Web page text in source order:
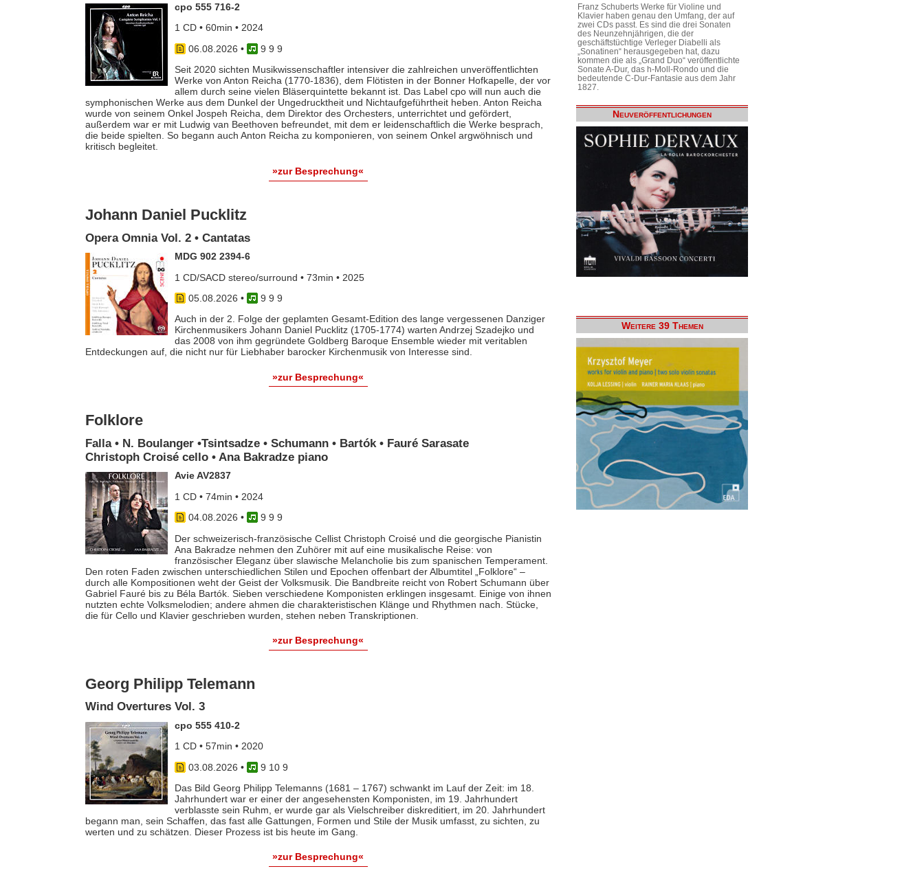
cpo 555 716-2
1 CD • 60min • 2024
06.08.2026 •
9 9 9
Seit 2020 sichten Musikwissenschaftler intensiver die zahlreichen unveröffentlichten
Werke von Anton Reicha (1770-1836), dem Flötisten in der Bonner Hofkapelle, der vor
allem durch seine vielen Bläserquintette bekannt ist. Das Label cpo will nun auch die
symphonischen Werke aus dem Dunkel der Ungedrucktheit und Nichtaufgeführtheit heben. Anton Reicha
wurde von seinem Onkel Jospeh Reicha, dem Direktor des Orchesters, unterrichtet und gefördert,
außerdem war er mit Ludwig van Beethoven befreundet, mit dem er leidenschaftlich die Werke besprach,
die beide spielten. So begann auch Anton Reicha zu komponieren, von seinem Onkel argwöhnisch und
kritisch begleitet.
»zur Besprechung«
Johann Daniel Pucklitz
Opera Omnia Vol. 2 • Cantatas
MDG 902 2394-6
1 CD/SACD stereo/surround • 73min • 2025
05.08.2026 •
9 9 9
Auch in der 2. Folge der geplamten Gesamt-Edition des lange vergessenen Danziger
Kirchenmusikers Johann Daniel Pucklitz (1705-1774) warten Andrzej Szadejko und
das 2008 von ihm gegründete Goldberg Baroque Ensemble wieder mit veritablen
Entdeckungen auf, die nicht nur für Liebhaber barocker Kirchenmusik von Interesse sind.
»zur Besprechung«
Folklore
Falla • N. Boulanger •Tsintsadze • Schumann • Bartók • Fauré Sarasate
Christoph Croisé cello • Ana Bakradze piano
Avie AV2837
1 CD • 74min • 2024
04.08.2026 •
9 9 9
Der schweizerisch-französische Cellist Christoph Croisé und die georgische Pianistin
Ana Bakradze nehmen den Zuhörer mit auf eine musikalische Reise: von
französischer Eleganz über slawische Melancholie bis zum spanischen Temperament.
Den roten Faden zwischen unterschiedlichen Stilen und Epochen offenbart der Albumtitel „Folklore“ –
durch alle Kompositionen weht der Geist der Volksmusik. Die Bandbreite reicht von Robert Schumann über
Gabriel Fauré bis zu Béla Bartók. Sieben verschiedene Komponisten erklingen insgesamt. Einige von ihnen
nutzten echte Volksmelodien; andere ahmen die charakteristischen Klänge und Rhythmen nach. Stücke,
die für Cello und Klavier geschrieben wurden, stehen neben Transkriptionen.
»zur Besprechung«
Georg Philipp Telemann
Wind Overtures Vol. 3
cpo 555 410-2
1 CD • 57min • 2020
03.08.2026 •
9 10 9
Das Bild Georg Philipp Telemanns (1681 – 1767) schwankt im Lauf der Zeit: im 18.
Jahrhundert war er einer der angesehensten Komponisten, im 19. Jahrhundert
verblasste sein Ruhm, er wurde gar als Vielschreiber diskreditiert, im 20. Jahrhundert
begann man, sein Schaffen, das fast alle Gattungen, Formen und Stile der Musik umfasst, zu sichten, zu
werten und zu schätzen. Dieser Prozess ist bis heute im Gang.
»zur Besprechung«
Franz Schuberts Werke für Violine und
Klavier haben genau den Umfang, der auf
zwei CDs passt. Es sind die drei Sonaten
des Neunzehnjährigen, die der
geschäftstüchtige Verleger Diabelli als
„Sonatinen“ herausgegeben hat, dazu
kommen die als „Grand Duo“ veröffentlichte
Sonate A-Dur, das h-Moll-Rondo und die
bedeutende C-Dur-Fantasie aus dem Jahr
1827.
Neuveröffentlichungen
Weitere 39 Themen